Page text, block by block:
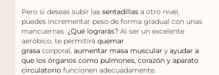
Pero si deseas subir las sentadillasa otro nivel,
puedes incrementar peso de forma gradual con unas
mancuernas. ¿Qué lograrás? Al ser un excelente
aeróbico, te permitirá quemar
grasa corporal, aumentar masa muscular y ayudar a
que los órganos como pulmones, corazón y aparato
circulatorio funcionen adecuadamente.